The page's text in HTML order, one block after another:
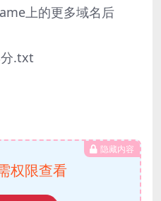
的更多域名后
.txt
隐藏内容
权限查看